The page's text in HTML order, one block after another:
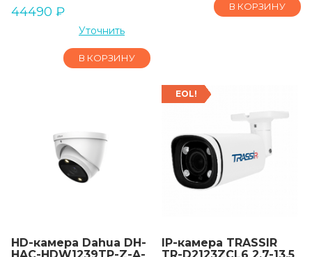
44490 ₽
Уточнить
В КОРЗИНУ
В КОРЗИНУ
HD-камера Dahua DH-
EOL!
IP-камера TRASSIR